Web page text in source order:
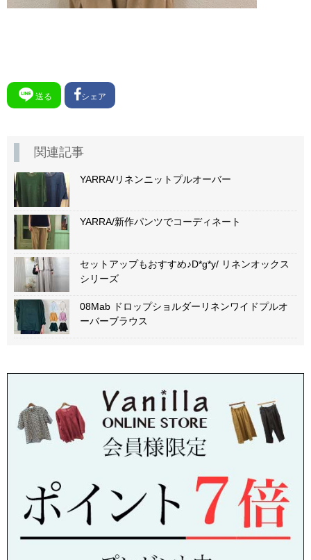
送る シェア
関連記事
YARRA/リネンニットプルオーバー
YARRA/新作パンツでコーディネート
セットアップもおすすめ♪D*g*y/ リネンオックス
シリーズ
08Mab ドロップショルダーリネンワイドプルオ
ーバーブラウス